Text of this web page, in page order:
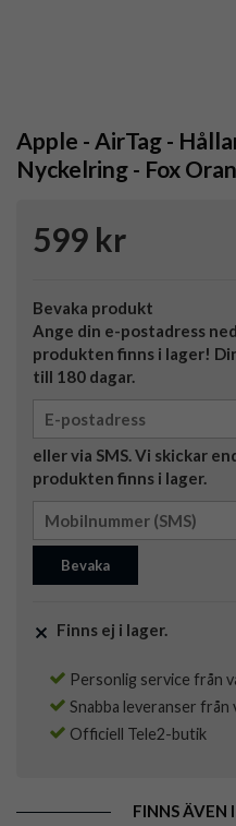
Apple - AirTag -
Nyckelring - Fox
599 kr
Bevaka produkt
Ange din e-postadress
produkten finns i lager!
till 180 dagar.
eller via SMS. Vi skickar
produkten finns i lager.
Bevaka
Finns ej i lager.
Personlig service från
Snabba leveranser från
Officiell Tele2-butik
FINNS ÄVEN